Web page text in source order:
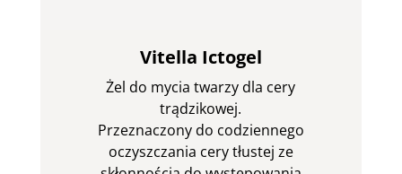
Vitella Ictogel
Żel do mycia twarzy dla cery
trądzikowej.
Przeznaczony do codziennego
oczyszczania cery tłustej ze